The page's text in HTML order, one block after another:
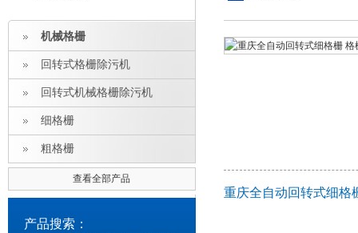
机械格栅
回转式格栅除污机
回转式机械格栅除污机
细格栅
粗格栅
查看全部产品
产品搜索：
重庆全自动回转式细格